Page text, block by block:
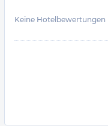
Keine Hotelbewertungen